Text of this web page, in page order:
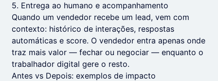
5. Entrega ao humano e acompanhamento
Quando um vendedor recebe um lead, vem com
contexto: histórico de interações, respostas
automáticas e score. O vendedor entra apenas onde
traz mais valor — fechar ou negociar — enquanto o
trabalhador digital gere o resto.
Antes vs Depois: exemplos de impacto